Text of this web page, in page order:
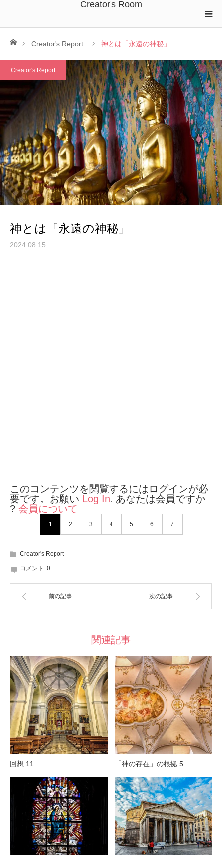
Creator's Room
ホームCreator's Report 神とは「永遠の神秘」
Creator's Report
神とは「永遠の神秘」
2024.08.15
このコンテンツを閲覧するにはログインが必
要です。お願い Log In. あなたは会員ですか
? 会員について
1 2 3 4 5 6 7
Creator's Report
コメント: 0
前の記事 次の記事
関連記事
回想 11 「神の存在」の根拠 5